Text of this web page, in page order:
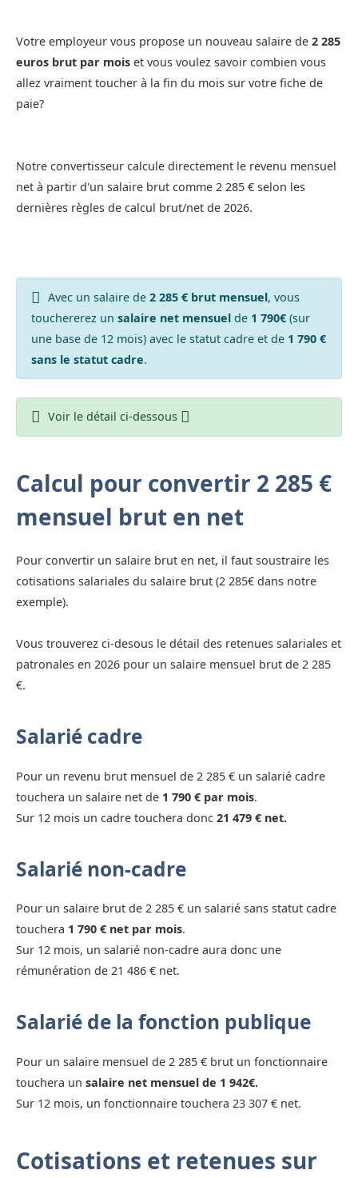
Votre employeur vous propose un nouveau salaire de 2 285
euros brut par mois et vous voulez savoir combien vous
allez vraiment toucher à la fin du mois sur votre fiche de
paie?
Notre convertisseur calcule directement le revenu mensuel
net à partir d'un salaire brut comme 2 285 € selon les
dernières règles de calcul brut/net de 2026.
Avec un salaire de 2 285 € brut mensuel, vous
touchererez un salaire net mensuelde 1 790€(sur
une base de 12 mois) avec le statut cadre et de 1 790 €
sans le statut cadre.
Voir le détail ci-dessous
Calcul pour convertir 2 285 €
mensuel brut en net
Pour convertir un salaire brut en net, il faut soustraire les
cotisations salariales du salaire brut (2 285€ dans notre
exemple).
Vous trouverez ci-desous le détail des retenues salariales et
patronales en 2026 pour un salaire mensuel brut de 2 285
€.
Salarié cadre
Pour un revenu brut mensuel de 2 285 € un salarié cadre
touchera un salaire net de 1 790 € par mois.
Sur 12 mois un cadre touchera donc 21 479 € net.
Salarié non-cadre
Pour un salaire brut de 2 285 € un salarié sans statut cadre
touchera 1 790 € net par mois.
Sur 12 mois, un salarié non-cadre aura donc une
rémunération de 21 486 € net.
Salarié de la fonction publique
Pour un salaire mensuel de 2 285 € brut un fonctionnaire
touchera un salaire net mensuel de 1 942€.
Sur 12 mois, un fonctionnaire touchera 23 307 € net.
Cotisations et retenues sur